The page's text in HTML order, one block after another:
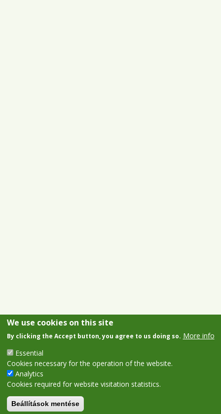
We use cookies on this site
By clicking the Accept button, you agree to us doing so. More info
Essential
Cookies necessary for the operation of the website.
Analytics
Cookies required for website visitation statistics.
Beállítások mentése